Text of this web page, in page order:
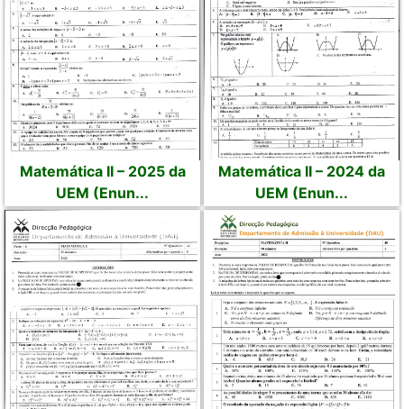
Matemática II – 2025 da
UEM (Enun...
Matemática II – 2024 da
UEM (Enun...